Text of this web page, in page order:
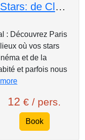
Balade de Stars: de Cloclo à Lino
: Découvrez Paris
où vos stars
et de la
et parfois nous
12 € / pers.
Book